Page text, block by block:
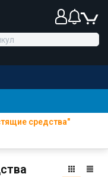
средства"